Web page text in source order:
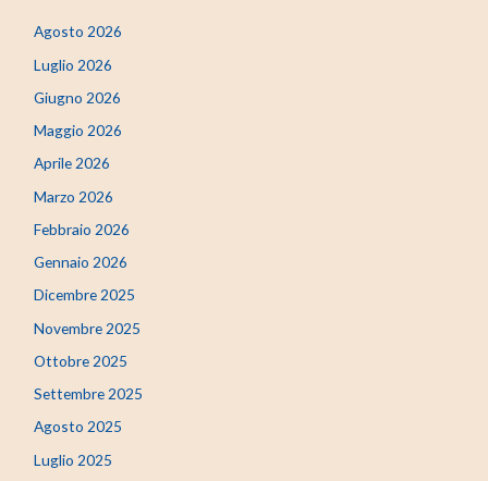
Agosto 2026
Luglio 2026
Giugno 2026
Maggio 2026
Aprile 2026
Marzo 2026
Febbraio 2026
Gennaio 2026
Dicembre 2025
Novembre 2025
Ottobre 2025
Settembre 2025
Agosto 2025
Luglio 2025